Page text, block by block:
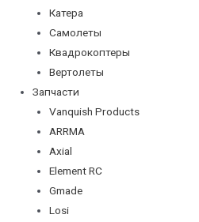
Катера
Самолеты
Квадрокоптеры
Вертолеты
Запчасти
Vanquish Products
ARRMA
Axial
Element RC
Gmade
Losi